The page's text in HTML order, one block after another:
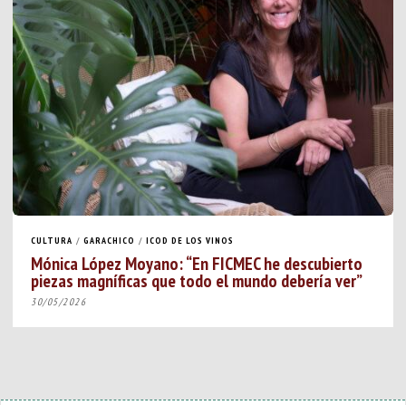
CULTURA / GARACHICO / ICOD DE LOS VINOS
Mónica López Moyano: “En FICMEC he descubierto
piezas magníficas que todo el mundo debería ver”
30/05/2026